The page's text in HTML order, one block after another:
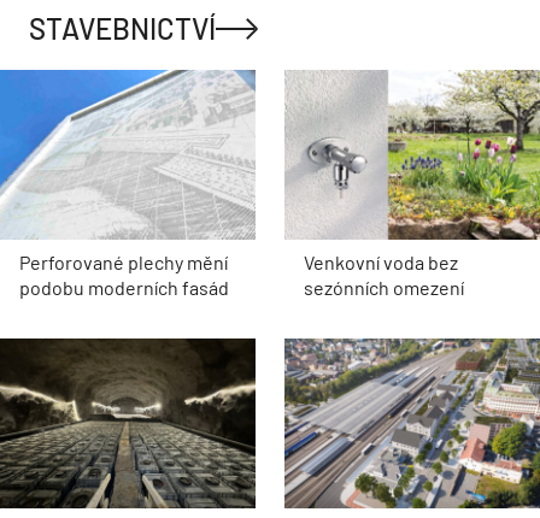
STAVEBNICTVÍ
Perforované plechy mění
podobu moderních fasád
Venkovní voda bez
sezónních omezení